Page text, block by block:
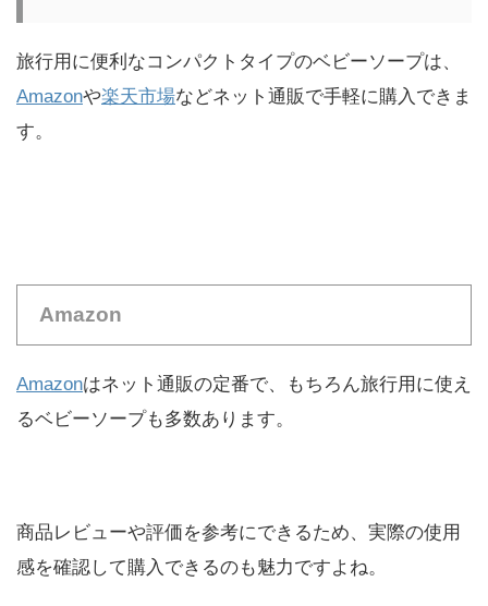
旅行用に便利なコンパクトタイプのベビーソープは、
Amazonや楽天市場などネット通販で手軽に購入できま
す。
Amazon
Amazonはネット通販の定番で、もちろん旅行用に使え
るベビーソープも多数あります。
商品レビューや評価を参考にできるため、実際の使用
感を確認して購入できるのも魅力ですよね。